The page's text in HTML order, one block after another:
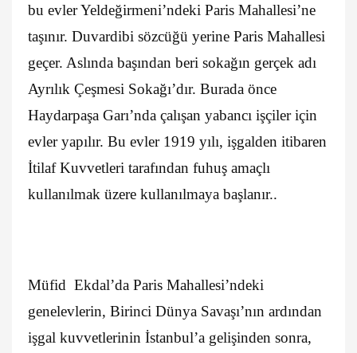
bu evler Yeldeğirmeni’ndeki Paris Mahallesi’ne
taşınır. Duvardibi sözcüğü yerine Paris Mahallesi
geçer. Aslında başından beri sokağın gerçek adı
Ayrılık Çeşmesi Sokağı’dır. Burada önce
Haydarpaşa Garı’nda çalışan yabancı işçiler için
evler yapılır. Bu evler 1919 yılı, işgalden itibaren
İtilaf Kuvvetleri tarafından fuhuş amaçlı
kullanılmak üzere kullanılmaya başlanır..
Müfid Ekdal’da Paris Mahallesi’ndeki
genelevlerin, Birinci Dünya Savaşı’nın ardından
işgal kuvvetlerinin İstanbul’a gelişinden sonra,